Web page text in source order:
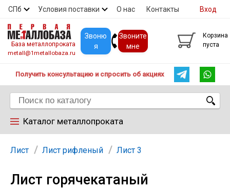
СПб Условия поставки О нас Контакты
Скидки Прайс Покупателям
Вход
База металлопроката
metall@1metallobaza.ru
Звоню
я
Звоните
мне
Корзина
пуста
Получить консультацию и спросить об акциях
Каталог металлопроката
Арматура
Труба профильная
Лист Лист рифленый Лист 3
Лист горячекатаный